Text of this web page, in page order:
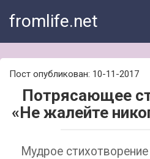
fromlife.net
Пост опубликован: 10-11-2017
Потрясающее
«Не жалейте
Мудрое